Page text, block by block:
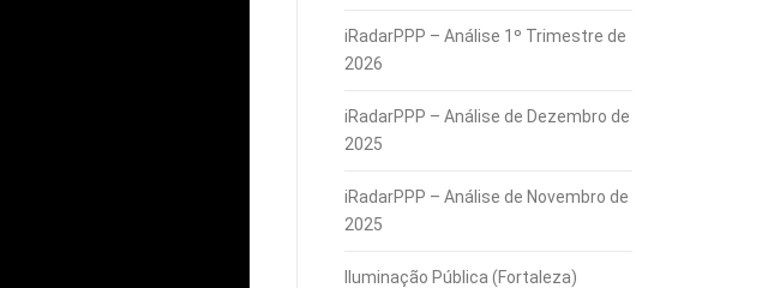
iRadarPPP – Análise 1º Trimestre de
2026
iRadarPPP – Análise de Dezembro de
2025
iRadarPPP – Análise de Novembro de
2025
Iluminação Pública (Fortaleza)